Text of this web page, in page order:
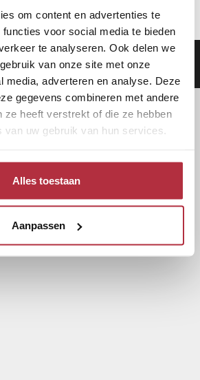
om content en advertenties te
voor social media te bieden
te analyseren. Ook delen we
van onze site met onze
media, adverteren en analyse. Deze
gegevens combineren met andere
ze heeft verstrekt of die ze hebben
van uw gebruik van hun services.
Alles toestaan
Aanpassen
|Levering|Garantie|Privacy Beleid